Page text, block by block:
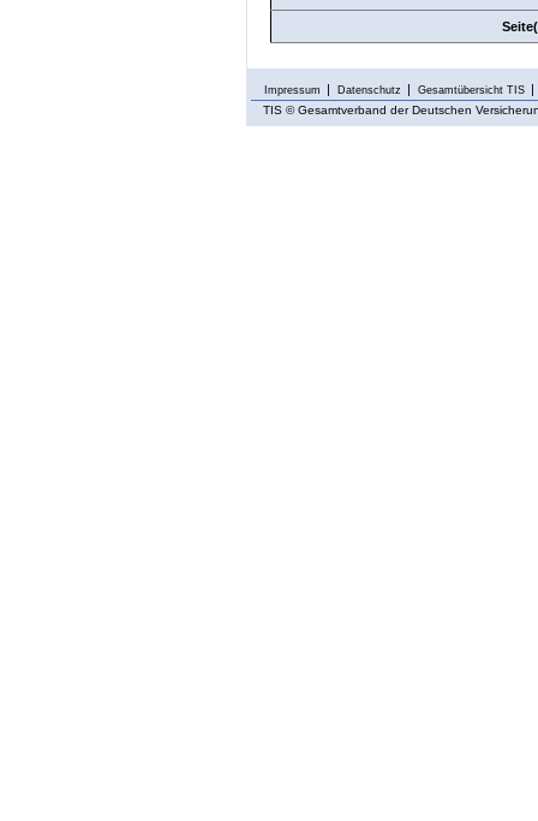
Impressum Datenschutz Gesamtübersicht TIS
TIS © Gesamtverband der Deutschen